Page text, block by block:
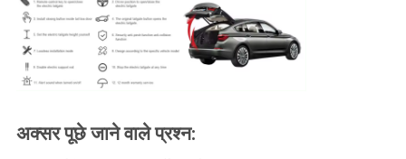
अक्सर पूछे जाने वाले प्रश्न: